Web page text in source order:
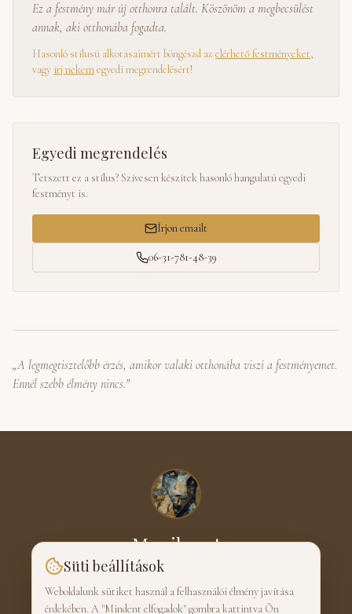
Ez a festmény már új otthonra talált. Köszönöm a megbecsülést
annak, aki otthonába fogadta.
Hasonló stílusú alkotásaimért böngészd az elérhető festményeket,
vagy írj nekemegyedi megrendelésért!
Egyedi megrendelés
Tetszett ez a stílus? Szívesen készítek hasonló hangulatú egyedi
festményt is.
Írjon emailt
06-31-781-48-39
„A legmegtisztelőbb érzés, amikor valaki otthonába viszi a festményemet.
Ennél szebb élmény nincs."
Monik-art
SCHMIDT MÓNIKA · FESTŐ
Süti beállítások
Weboldalunk sütiket használ a felhasználói élmény javítása
érdekében. A "Mindent elfogadok" gombra kattintva Ön